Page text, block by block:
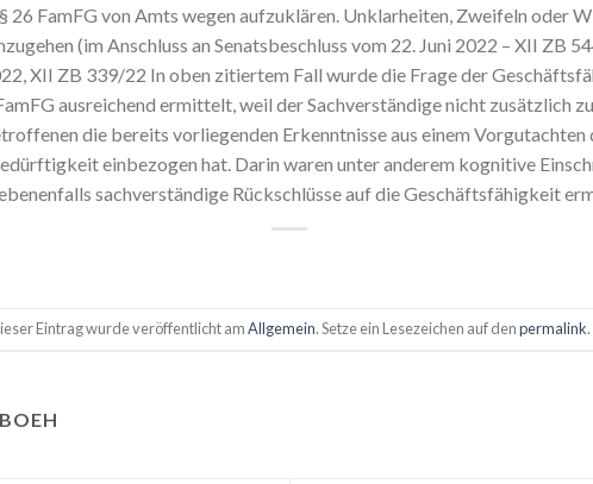
26 FamFG von Amts wegen aufzuklären. Unklarheiten, Zweifeln oder
(im Anschluss an Senatsbeschluss vom 22. Juni 2022 – XII ZB
XII ZB 339/22 In oben zitiertem Fall wurde die Frage der
ausreichend ermittelt, weil der Sachverständige nicht zusätzlich
die bereits vorliegenden Erkenntnisse aus einem Vorgutachten
einbezogen hat. Darin waren unter anderem kognitive
sachverständige Rückschlüsse auf die Geschäftsfähigkeit
Eintrag wurde veröffentlicht amAllgemein. Setze ein Lesezeichen auf denpermalink.